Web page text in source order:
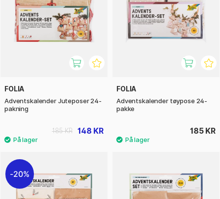
FOLIA
Adventskalender Juteposer 24-
pakning
148 KR
185 KR
FOLIA
Adventskalender tøypose 24-
pakke
185 KR
20%